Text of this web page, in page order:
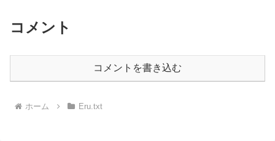
コメント
コメントを書き込む
ホーム Eru.txt